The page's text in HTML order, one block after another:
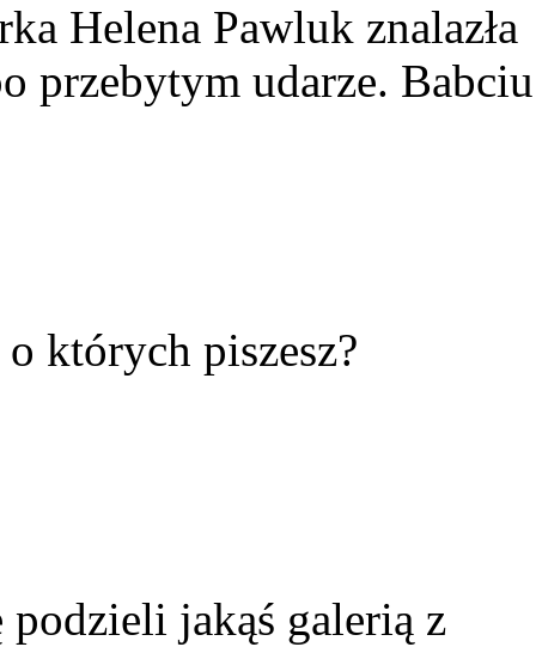
Helena Pawluk znalazła
przebytym udarze. Babciu
których piszesz?
jakąś galerią z